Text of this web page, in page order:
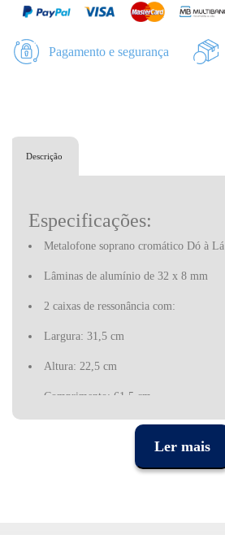
Pagamento e segurança
Descrição
Especificações:
Metalofone soprano cromático Dó à Lá
Lâminas de alumínio de 32 x 8 mm
2 caixas de ressonância com:
Largura: 31,5 cm
Altura: 22,5 cm
Comprimento: 61,5 cm
Com um par de batentes
Ler mais